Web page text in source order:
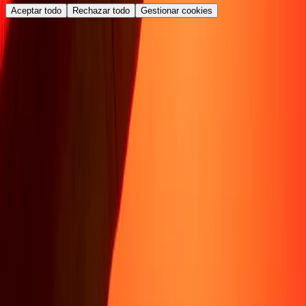
Aceptar todo Rechazar todo Gestionar cookies